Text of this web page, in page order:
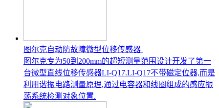
图尔克自动防故障微型位移传感器
图尔克专为50到200mm的超短测量范围设计开发了第一
台微型直线位移传感器LI-Q17.LI-Q17不带磁定位器,而是
利用谐振电路测量原理,通过电容器和线圈组成的感应振
荡系统检测对象位置.